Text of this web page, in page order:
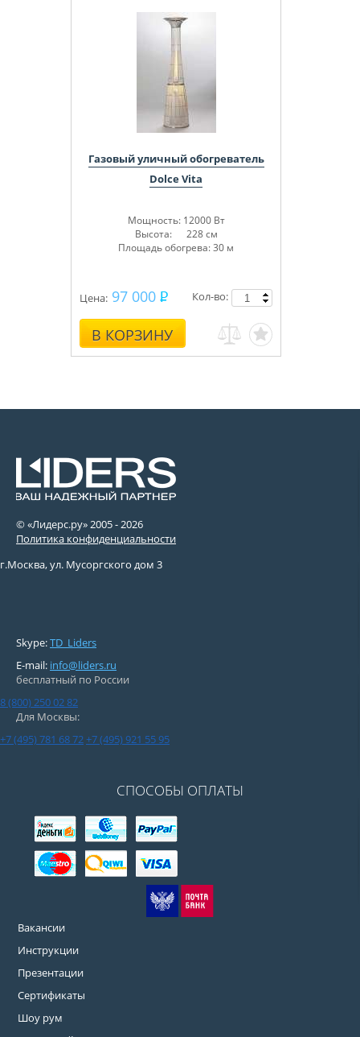
Газовый уличный обогреватель
Dolce Vita
Мощность: 12000 Вт
Высота: 228 см
Площадь обогрева: 30 м
Цена: 97 000
В КОРЗИНУ
Кол-во:
© «Лидерс.ру» 2005 -2026
Политика конфиденциальности
г.Москва, ул. Мусоргского дом 3
Skype:TD_Liders
E-mail: info@liders.ru
бесплатный по России
8 (800) 250 02 82
Для Москвы:
+7 (495) 781 68 72+7 (495) 921 55 95
СПОСОБЫ ОПЛАТЫ
Вакансии
Инструкции
Презентации
Сертификаты
Шоу рум